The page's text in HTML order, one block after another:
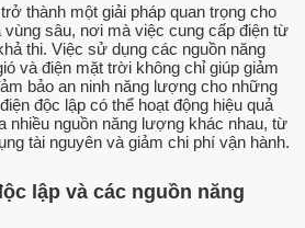
thành một giải pháp quan trọng cho
sâu, nơi mà việc cung cấp điện từ
thi. Việc sử dụng các nguồn năng
và điện mặt trời không chỉ giúp giảm
bảo an ninh năng lượng cho những
độc lập có thể hoạt động hiệu quả
nhiều nguồn năng lượng khác nhau, từ
tài nguyên và giảm chi phí vận hành.
lập và các nguồn năng